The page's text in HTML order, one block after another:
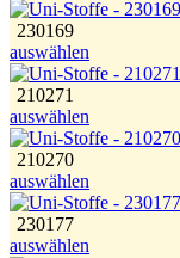
230169
auswählen
210271
auswählen
210270
auswählen
230177
auswählen